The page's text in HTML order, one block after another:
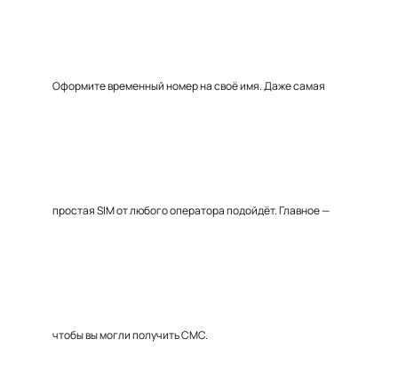
Оформите временный номер на своё имя. Даже самая
простая SIM от любого оператора подойдёт. Главное —
чтобы вы могли получить СМС.